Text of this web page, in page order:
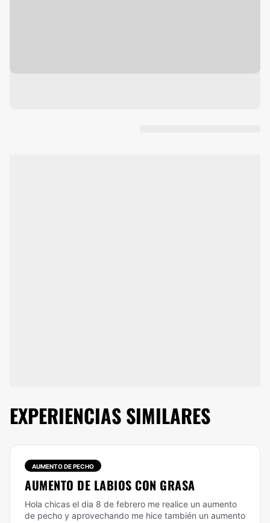
EXPERIENCIAS SIMILARES
AUMENTO DE PECHO
AUMENTO DE LABIOS CON GRASA
Hola chicas el dia 8 de febrero me realice un aumento
de pecho y aprovechando me hice también un aumento